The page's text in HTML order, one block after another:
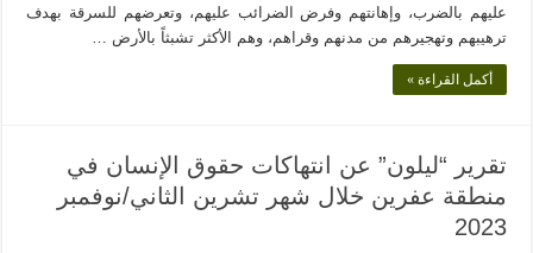
عليهم بالضرب، وإهانتهم وفرض الضرائب عليهم، وتعرضهم للسرقة بهدف
ترهيبهم وتهجيرهم من مدنهم وقراهم، وهم الأكثر تشبثاً بالأرض …
أكمل القراءة »
تقرير “ليلون” عن انتهاكات حقوق الإنسان في
منطقة عفرين خلال شهر تشرين الثاني/نوفمبر
2023